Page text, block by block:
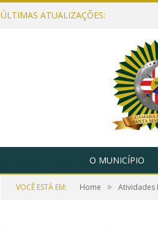
ÚLTIMAS ATUALIZAÇÕES:
O MUNICÍPIO
VOCÊ ESTÁ EM: Home » Atividades